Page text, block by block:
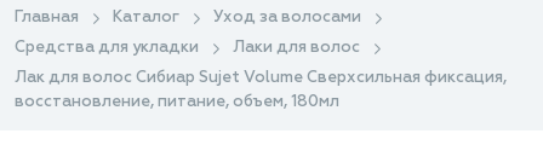
Главная Каталог
Уход за волосами
Средства для укладки
Лаки для волос
Лак для волос Сибиар Sujet Volume Сверхсильная фиксация,
восстановление, питание, объем, 180мл